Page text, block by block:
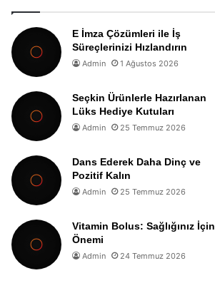
E İmza Çözümleri ile İş
Süreçlerinizi Hızlandırın
Admin 1 Ağustos 2026
Seçkin Ürünlerle Hazırlanan
Lüks Hediye Kutuları
Admin 25 Temmuz 2026
Dans Ederek Daha Dinç ve
Pozitif Kalın
Admin 25 Temmuz 2026
Vitamin Bolus: Sağlığınız İçin
Önemi
Admin 24 Temmuz 2026